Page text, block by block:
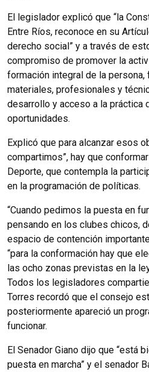
El legislador explicó que “la
Entre Ríos, reconoce en su
derecho social” y a través de
compromiso de promover la
formación integral de la
materiales, profesionales y
desarrollo y acceso a la práctica
oportunidades.
Explicó que para alcanzar esos
compartimos”, hay que
Deporte, que contempla la
en la programación de políticas.
“Cuando pedimos la puesta en
pensando en los clubes chicos,
espacio de contención
“para la conformación hay que
las ocho zonas previstas en la
Todos los legisladores
Torres recordó que el consejo
posteriormente apareció un
funcionar.
El Senador Giano dijo que “está
puesta en marcha” y el senador